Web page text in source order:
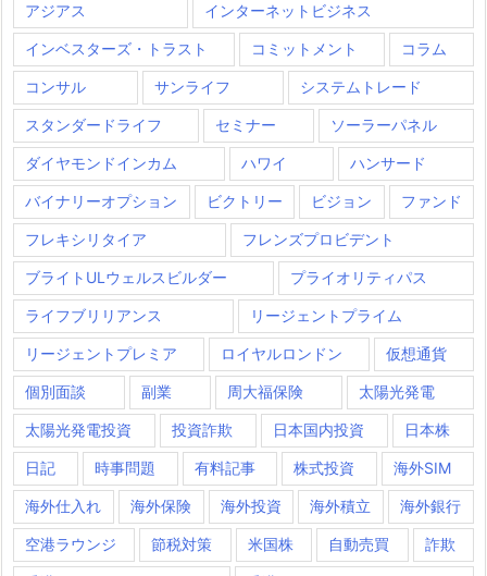
アジアス インターネットビジネス
インベスターズ・トラスト コミットメント コラム
コンサル サンライフ システムトレード
スタンダードライフ セミナー ソーラーパネル
ダイヤモンドインカム ハワイ ハンサード
バイナリーオプション ビクトリー ビジョン ファンド
フレキシリタイア フレンズプロビデント
ブライトULウェルスビルダー プライオリティパス
ライフブリリアンス リージェントプライム
リージェントプレミア ロイヤルロンドン 仮想通貨
個別面談 副業 周大福保険 太陽光発電
太陽光発電投資 投資詐欺 日本国内投資 日本株
日記 時事問題 有料記事 株式投資 海外SIM
海外仕入れ 海外保険 海外投資 海外積立 海外銀行
空港ラウンジ 節税対策 米国株 自動売買 詐欺